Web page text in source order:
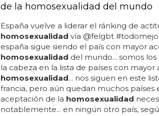
posible homosexualidad del jugador
esto no ha pasado desapercibido en las
partido que le enfrentaba contra el
portugués cristiano ronaldo, beso a su
tras marcar un gol... el momento se ha
comentado del fin de semana y de lo
semana... ya un verano fue cazado
un amigo en su yate... la celebración del
paulo dybala se volvió viral, cuando en la
ronaldo se le acerco y por lo que parece